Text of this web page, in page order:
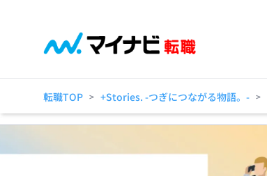
転職TOP > +Stories. -つぎにつながる物語。- >